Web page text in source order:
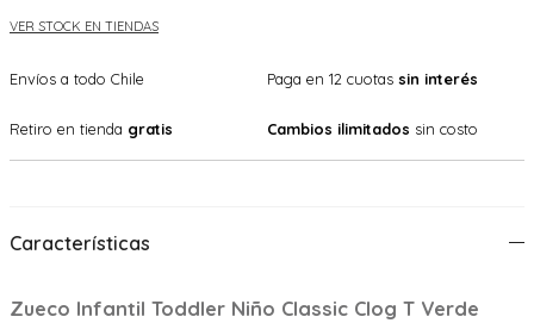
VER STOCK EN TIENDAS
Envíos a todo Chile Paga en 12 cuotas sin interés
Retiro en tienda gratis Cambios ilimitados sin costo
Características
Zueco Infantil Toddler Niño Classic Clog T Verde